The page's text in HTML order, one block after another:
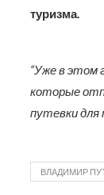
туризма.
“Уже в этом
которые
путевки для
ВЛАДИМИР